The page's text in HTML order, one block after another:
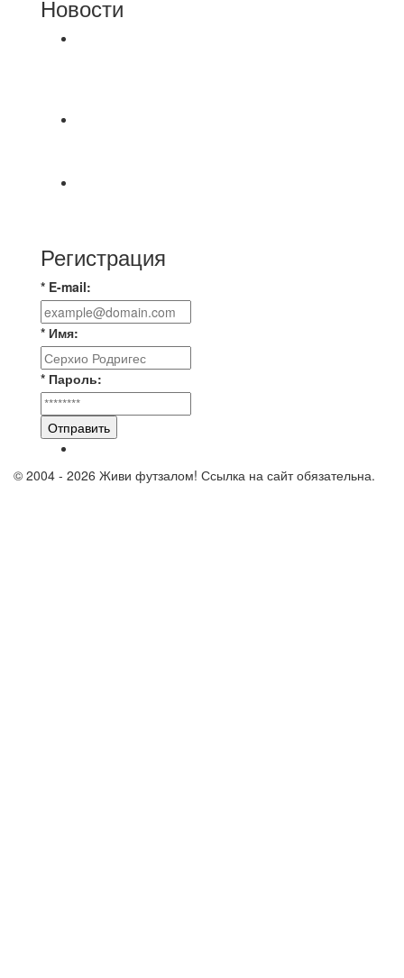
Новости
Регистрация
* E-mail:
* Имя:
* Пароль:
Отправить
© 2004 - 2026 Живи футзалом! Ссылка на сайт обязательна.